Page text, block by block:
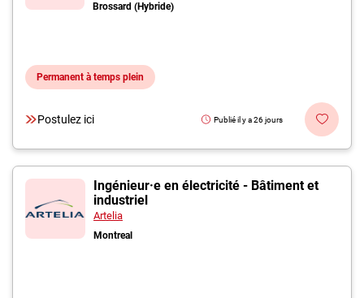
Brossard (Hybride)
Permanent à temps plein
Postulez ici Publié il y a 26 jours
Ingénieur·e en électricité - Bâtiment et
industriel
Artelia
Montreal